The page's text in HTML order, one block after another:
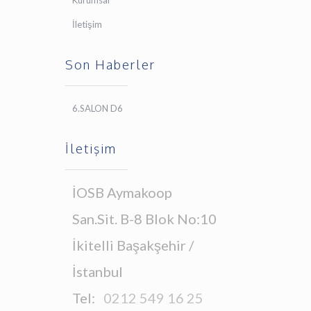
İletişim
Son Haberler
6.SALON D6
İletişim
İOSB Aymakoop
San.Sit. B-8 Blok No:10
İkitelli Başakşehir /
İstanbul
Tel: 0212 549 16 25